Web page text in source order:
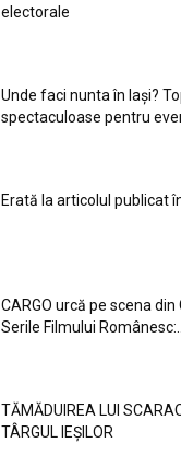
electorale
Unde faci nunta în Iași?
spectaculoase pentru
Erată la articolul publicat
CARGO urcă pe scena din
Serile Filmului Românesc:...
TĂMĂDUIREA LUI
TÂRGUL IEȘILOR